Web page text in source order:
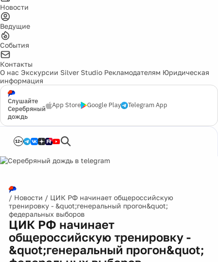
Новости
Ведущие
События
Контакты
О нас Экскурсии Silver Studio Рекламодателям Юридическая
информация
Слушайте
Серебряный
дождь
App Store Google Play Telegram App
12+
/ Новости / ЦИК РФ начинает общероссийскую
тренировку - &quot;генеральный прогон&quot;
федеральных выборов
ЦИК РФ начинает
общероссийскую тренировку -
&quot;генеральный прогон&quot;